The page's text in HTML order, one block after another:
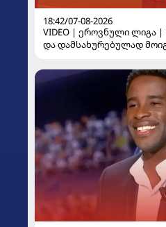
18:42/07-08-2026
VIDEO | ეროვნული ლიგა |
და დამსახურებულად